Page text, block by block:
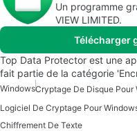
Un programme
VIEW LIMITED.
Télécharger
Top Data Protector est une
fait partie de la catégorie
WindowsCryptage De Disque Pour
Logiciel De Cryptage Pour
Chiffrement De Texte